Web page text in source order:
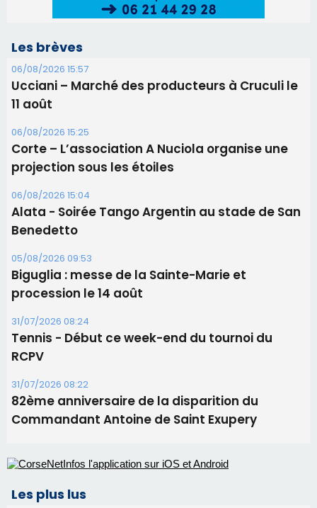
Les brèves
06/08/2026 15:57
Ucciani – Marché des producteurs à Cruculi le
11 août
06/08/2026 15:25
Corte – L’association A Nuciola organise une
projection sous les étoiles
06/08/2026 15:04
Alata - Soirée Tango Argentin au stade de San
Benedetto
05/08/2026 09:53
Biguglia : messe de la Sainte-Marie et
procession le 14 août
31/07/2026 08:24
Tennis - Début ce week-end du tournoi du
RCPV
31/07/2026 08:22
82ème anniversaire de la disparition du
Commandant Antoine de Saint Exupery
Les plus lus